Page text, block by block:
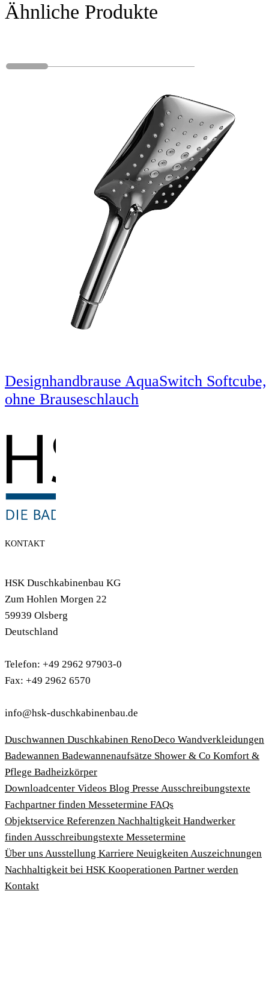
Ähnliche Produkte
Designhandbrause AquaSwitch Softcube,
ohne Brauseschlauch
KONTAKT
HSK Duschkabinenbau KG
Zum Hohlen Morgen 22
59939 Olsberg
Deutschland
Telefon: +49 2962 97903-0
Fax: +49 2962 6570
info@hsk-duschkabinenbau.de
Duschwannen Duschkabinen RenoDeco Wandverkleidungen
Badewannen Badewannenaufsätze Shower & Co Komfort &
Pflege Badheizkörper
Download­center Videos Blog Presse Ausschreibungstexte
Fachpartner finden Messetermine FAQs
Objektservice Referenzen Nachhaltigkeit Handwerker
finden Ausschreibungstexte Messetermine
Über uns Ausstellung Karriere Neuigkeiten Auszeichnungen
Nachhaltigkeit bei HSK Kooperationen Partner werden
Kontakt